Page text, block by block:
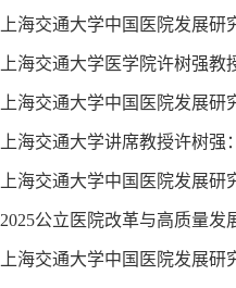
上海交通大学中国医院发展
上海交通大学医学院许树强
上海交通大学中国医院发展
上海交通大学讲席教授许树
上海交通大学中国医院发展研
2025公立医院改革与高质量发
上海交通大学中国医院发展